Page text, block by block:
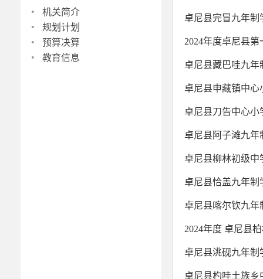
· 机关简介
· 规划计划
· 预算决算
· 教育信息
卓尼县完冒九年制
2024年度卓尼县
卓尼县藏巴哇九年
卓尼县申藏镇中心
卓尼县刀告中心小
卓尼县阿子滩九年
卓尼县柳林初级中
卓尼县恰盖九年制
卓尼县喀尔钦九年
2024年度 卓尼县
卓尼县洮砚九年制
卓尼县杓哇土族乡